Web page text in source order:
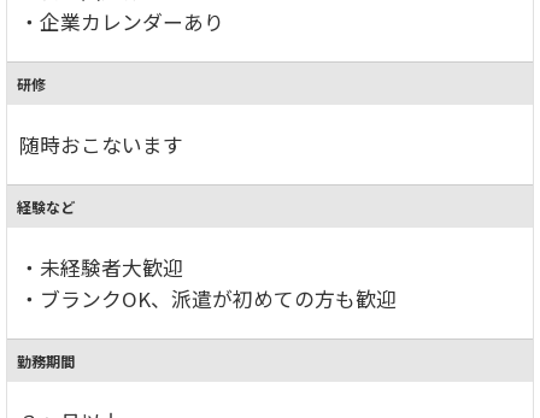
・企業カレンダーあり
研修
随時おこないます
経験など
・未経験者大歓迎
・ブランクOK、派遣が初めての方も歓迎
勤務期間